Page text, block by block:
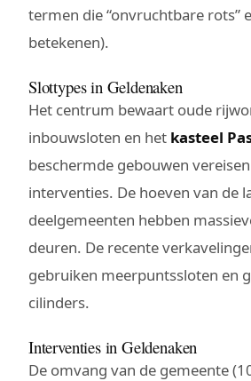
termen die “onvruchtbare rots”
betekenen).
Slottypes in Geldenaken
Het centrum bewaart oude
inbouwsloten en het kasteel
beschermde gebouwen
interventies. De hoeven van de
deelgemeenten hebben
deuren. De recente
gebruiken meerpuntssloten en
cilinders.
Interventies in Geldenaken
De omvang van de gemeente